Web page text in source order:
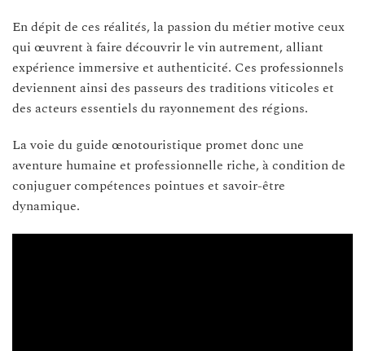
En dépit de ces réalités, la passion du métier motive ceux
qui œuvrent à faire découvrir le vin autrement, alliant
expérience immersive et authenticité. Ces professionnels
deviennent ainsi des passeurs des traditions viticoles et
des acteurs essentiels du rayonnement des régions.
La voie du guide œnotouristique promet donc une
aventure humaine et professionnelle riche, à condition de
conjuguer compétences pointues et savoir-être
dynamique.